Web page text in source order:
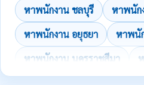
หาพนักงาน ชลบุรี
หาพนัก
หาพนักงาน อยุธยา
หาพนั
หาพนักงาน นครราชสีมา